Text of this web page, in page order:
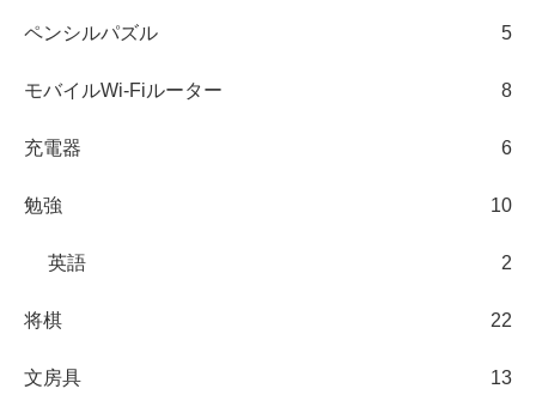
ペンシルパズル 5
モバイルWi-Fiルーター 8
充電器 6
勉強 10
英語 2
将棋 22
文房具 13